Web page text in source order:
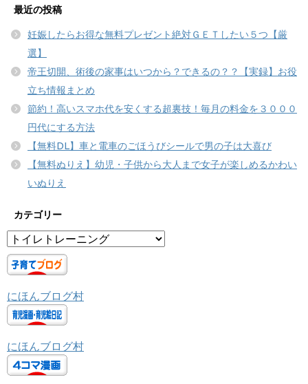
最近の投稿
妊娠したらお得な無料プレゼント絶対ＧＥＴしたい５つ【厳
選】
帝王切開、術後の家事はいつから？できるの？？【実録】お役
立ち情報まとめ
節約！高いスマホ代を安くする超裏技！毎月の料金を３０００
円代にする方法
【無料DL】車と電車のごほうびシールで男の子は大喜び
【無料ぬりえ】幼児・子供から大人まで女子が楽しめるかわい
いぬりえ
カテゴリー
カ
テ
ゴ
ー
にほんブログ村
にほんブログ村